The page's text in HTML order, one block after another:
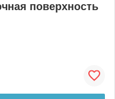
поверхность